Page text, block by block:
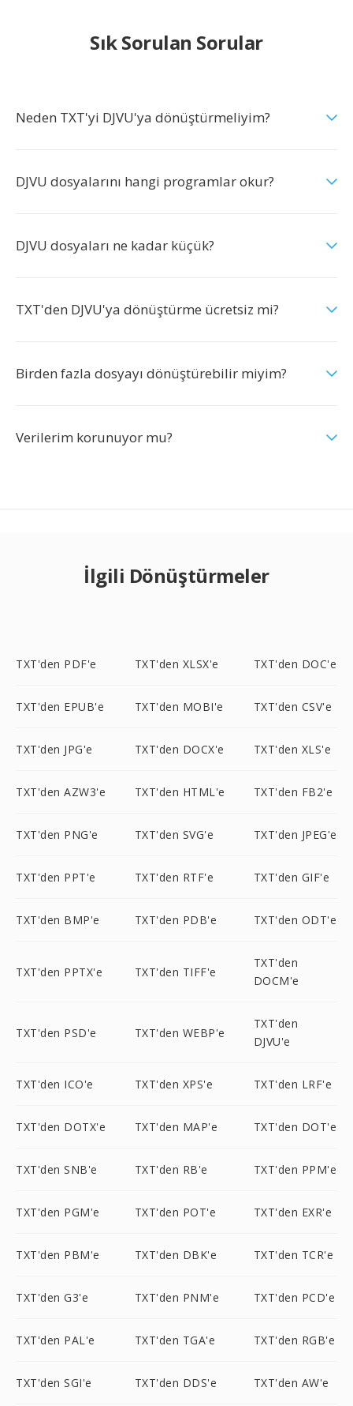
Sık Sorulan Sorular
Neden TXT'yi DJVU'ya dönüştürmeliyim?
DJVU dosyalarını hangi programlar okur?
DJVU dosyaları ne kadar küçük?
TXT'den DJVU'ya dönüştürme ücretsiz mi?
Birden fazla dosyayı dönüştürebilir miyim?
Verilerim korunuyor mu?
İlgili Dönüştürmeler
TXT'den PDF'e TXT'den XLSX'e TXT'den DOC'e
TXT'den EPUB'e TXT'den MOBI'e TXT'den CSV'e
TXT'den JPG'e TXT'den DOCX'e TXT'den XLS'e
TXT'den AZW3'e TXT'den HTML'e TXT'den FB2'e
TXT'den PNG'e TXT'den SVG'e TXT'den JPEG'e
TXT'den PPT'e TXT'den RTF'e TXT'den GIF'e
TXT'den BMP'e TXT'den PDB'e TXT'den ODT'e
TXT'den PPTX'e TXT'den TIFF'e
TXT'den
DOCM'e
TXT'den PSD'e TXT'den WEBP'e
TXT'den
DJVU'e
TXT'den ICO'e TXT'den XPS'e TXT'den LRF'e
TXT'den DOTX'e TXT'den MAP'e TXT'den DOT'e
TXT'den SNB'e TXT'den RB'e TXT'den PPM'e
TXT'den PGM'e TXT'den POT'e TXT'den EXR'e
TXT'den PBM'e TXT'den DBK'e TXT'den TCR'e
TXT'den G3'e TXT'den PNM'e TXT'den PCD'e
TXT'den PAL'e TXT'den TGA'e TXT'den RGB'e
TXT'den SGI'e TXT'den DDS'e TXT'den AW'e